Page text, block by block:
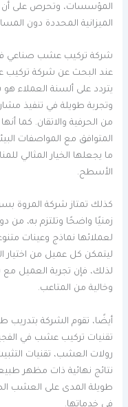
المؤسسات، وتحرص على أن
الميزانية المحددة دون
شركة تركيب عشب صناعي
عند البحث عن شركة تركيب
يتردد على ألسنة العملاء
وتجربة طويلة في تنفيذ
من الحرفية والاتقان. كما
المتوافق مع المواصفات
ما يجعلها الخيار المثالي
الأسطح.
كذلك تمتاز شركة المروة
زمنيًا واضحًا وتلتزم به، من
لعملائها نماذج وعينات
ليتمكن كل عميل من اختيار
لذلك، فإن تجربة العميل
وخالية من المتاعب.
أيضًا، تقوم الشركة بتدريب
تقنيات تركيب عشب في
رولات العشب، تقنيات
نتائج نهائية ذات مظهر
طويلة المدى على العشب
في خدماتها.